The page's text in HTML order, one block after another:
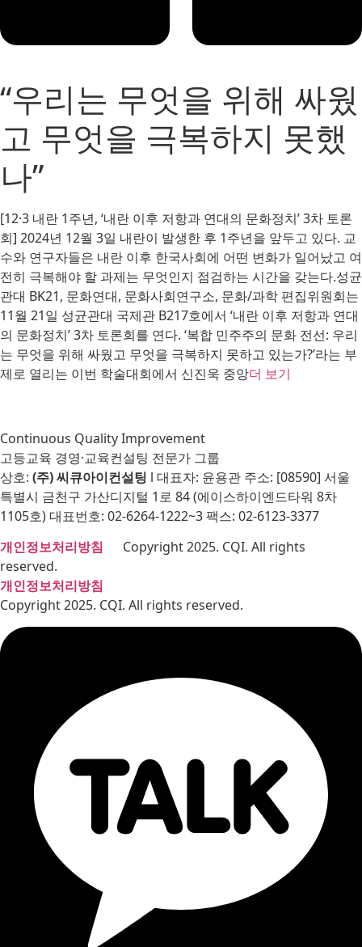
“우리는 무엇을 위해 싸웠
고 무엇을 극복하지 못했
나”
[12·3 내란 1주년, ‘내란 이후 저항과 연대의 문화정치’ 3차 토론
회] 2024년 12월 3일 내란이 발생한 후 1주년을 앞두고 있다. 교
수와 연구자들은 내란 이후 한국사회에 어떤 변화가 일어났고 여
전히 극복해야 할 과제는 무엇인지 점검하는 시간을 갖는다.성균
관대 BK21, 문화연대, 문화사회연구소, 문화/과학 편집위원회는
11월 21일 성균관대 국제관 B217호에서 ‘내란 이후 저항과 연대
의 문화정치’ 3차 토론회를 연다. ‘복합 민주주의 문화 전선: 우리
는 무엇을 위해 싸웠고 무엇을 극복하지 못하고 있는가?’라는 부
제로 열리는 이번 학술대회에서 신진욱 중앙더 보기
Continuous Quality Improvement
고등교육 경영·교육컨설팅 전문가 그룹
상호: (주) 씨큐아이컨설팅 l 대표자: 윤용관 주소: [08590] 서울
특별시 금천구 가산디지털 1로 84 (에이스하이엔드타워 8차
1105호) 대표번호: 02-6264-1222~3 팩스: 02-6123-3377
개인정보처리방침 Copyright 2025. CQI. All rights
reserved.
개인정보처리방침
Copyright 2025. CQI. All rights reserved.